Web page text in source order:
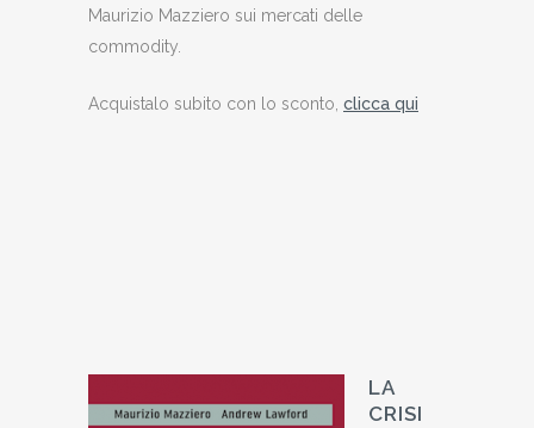
Maurizio Mazziero sui mercati delle
commodity.
Acquistalo subito con lo sconto, clicca qui
LA
CRISI